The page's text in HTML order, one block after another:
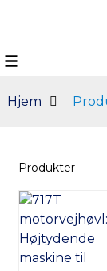
Hjem
Produkter